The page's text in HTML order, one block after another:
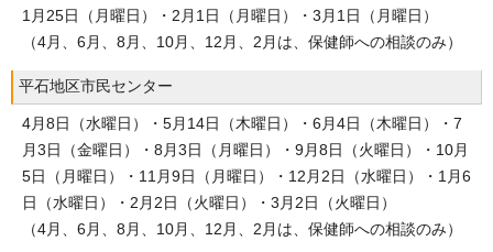
1月25日（月曜日）・2月1日（月曜日）・3月1日（月曜日）
（4月、6月、8月、10月、12月、2月は、保健師への相談のみ）
平石地区市民センター
4月8日（水曜日）・5月14日（木曜日）・6月4日（木曜日）・7
月3日（金曜日）・8月3日（月曜日）・9月8日（火曜日）・10月
5日（月曜日）・11月9日（月曜日）・12月2日（水曜日）・1月6
日（水曜日）・2月2日（火曜日）・3月2日（火曜日）
（4月、6月、8月、10月、12月、2月は、保健師への相談のみ）